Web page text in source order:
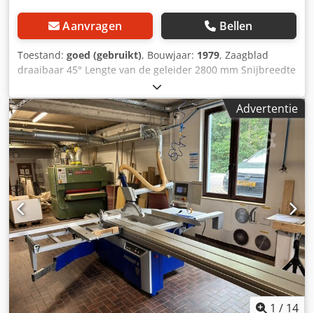
Aanvragen Bellen
Toestand: goed (gebruikt), Bouwjaar: 1979, Zaagblad
draaibaar 45° Lengte van de geleider 2800 mm Snijbreedte
1250 mm Motorvermogen 5,5 kW Snijhoogte 145 mm
Diameter zaagblad 450 mm - Parallelle beschermkap
Dkedszqghaepfx Adyer
Advertentie
1 / 14